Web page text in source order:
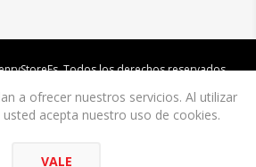
Todos los derechos reservados.
a ofrecer nuestros servicios. Al utilizar
acepta nuestro uso de cookies.
VALE